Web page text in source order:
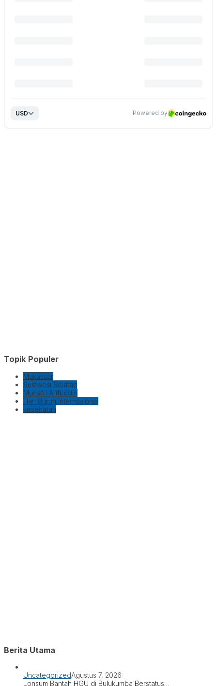
Topik Populer
Makassar
Sulawesi Selatan
Munafri Arifuddin
Hari Buruh Internasional
kesehatan
Berita Utama
UncategorizedAgustus 7, 2026
Lonsum Bantah HGU di Bulukumba Berstatus…